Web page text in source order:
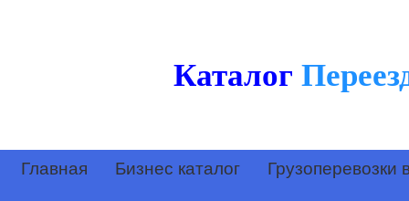
Каталог
Главная Бизнес каталог Грузоперевозки